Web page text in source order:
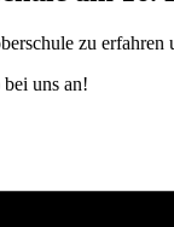
zu
bei uns an!